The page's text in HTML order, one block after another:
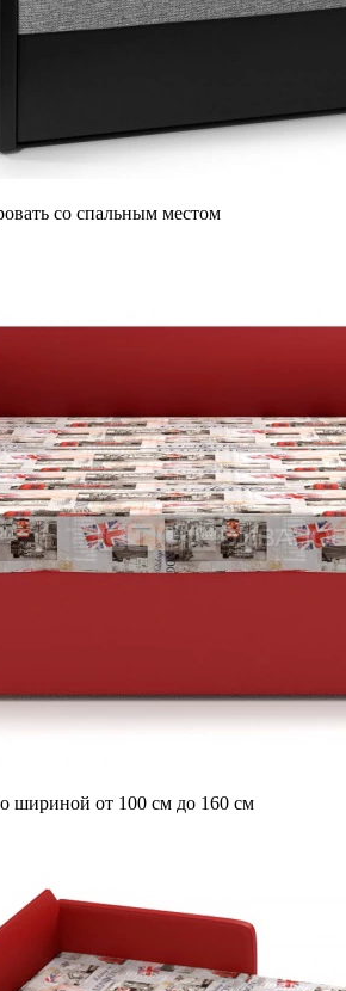
со спальным местом
шириной от 100 см до 160 см